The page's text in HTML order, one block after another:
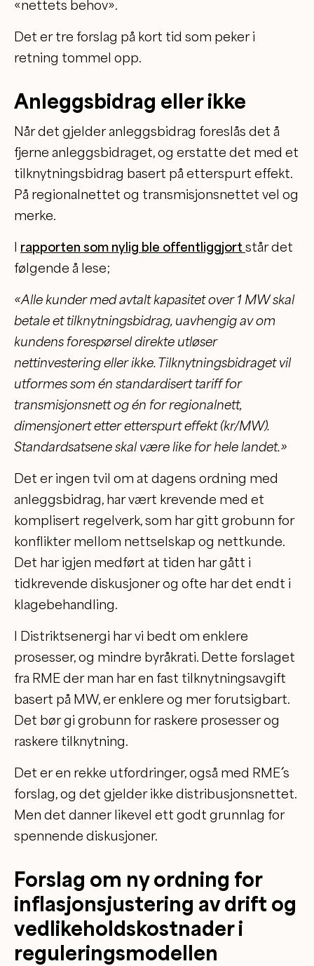
«nettets behov».
Det er tre forslag på kort tid som peker i
retning tommel opp.
Anleggsbidrag eller ikke
Når det gjelder anleggsbidrag foreslås det å
fjerne anleggsbidraget, og erstatte det med et
tilknytningsbidrag basert på etterspurt effekt.
På regionalnettet og transmisjonsnettet vel og
merke.
I rapporten som nylig ble offentliggjort står det
følgende å lese;
«Alle kunder med avtalt kapasitet over 1 MW skal
betale et tilknytningsbidrag, uavhengig av om
kundens forespørsel direkte utløser
nettinvestering eller ikke. Tilknytningsbidraget vil
utformes som én standardisert tariff for
transmisjonsnett og én for regionalnett,
dimensjonert etter etterspurt effekt (kr/MW).
Standardsatsene skal være like for hele landet.»
Det er ingen tvil om at dagens ordning med
anleggsbidrag, har vært krevende med et
komplisert regelverk, som har gitt grobunn for
konflikter mellom nettselskap og nettkunde.
Det har igjen medført at tiden har gått i
tidkrevende diskusjoner og ofte har det endt i
klagebehandling.
I Distriktsenergi har vi bedt om enklere
prosesser, og mindre byråkrati. Dette forslaget
fra RME der man har en fast tilknytningsavgift
basert på MW, er enklere og mer forutsigbart.
Det bør gi grobunn for raskere prosesser og
raskere tilknytning.
Det er en rekke utfordringer, også med RME´´ s
forslag, og det gjelder ikke distribusjonsnettet.
Men det danner likevel ett godt grunnlag for
spennende diskusjoner.
Forslag om ny ordning for
inflasjonsjustering av drift og
vedlikeholdskostnader i
reguleringsmodellen